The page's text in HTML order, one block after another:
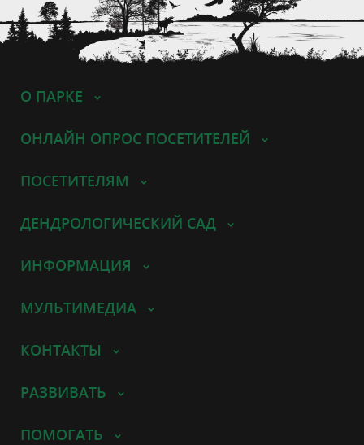
О ПАРКЕ
ОНЛАЙН ОПРОС ПОСЕТИТЕЛЕЙ
ПОСЕТИТЕЛЯМ
ДЕНДРОЛОГИЧЕСКИЙ САД
ИНФОРМАЦИЯ
МУЛЬТИМЕДИА
КОНТАКТЫ
РАЗВИВАТЬ
ПОМОГАТЬ